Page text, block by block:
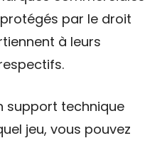
par le droit
à leurs
support technique
jeu, vous pouvez